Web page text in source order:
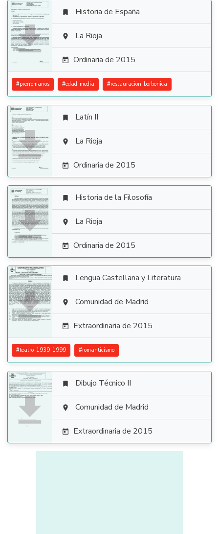

 Historia de España
 La Rioja
 Ordinaria de 2015
#prerromanos #edad-media #restauracion-borbonica

 Latín II
 La Rioja
 Ordinaria de 2015

 Historia de la Filosofía
 La Rioja
 Ordinaria de 2015

 Lengua Castellana y Literatura
 Comunidad de Madrid
 Extraordinaria de 2015
#teatro-1939-1999 #romanticismo

 Dibujo Técnico II
 Comunidad de Madrid
 Extraordinaria de 2015